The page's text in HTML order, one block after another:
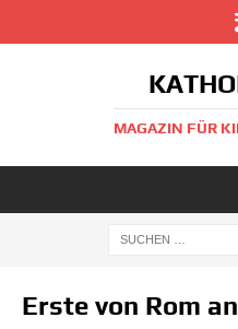
MAGAZIN FÜR
Erste von Rom